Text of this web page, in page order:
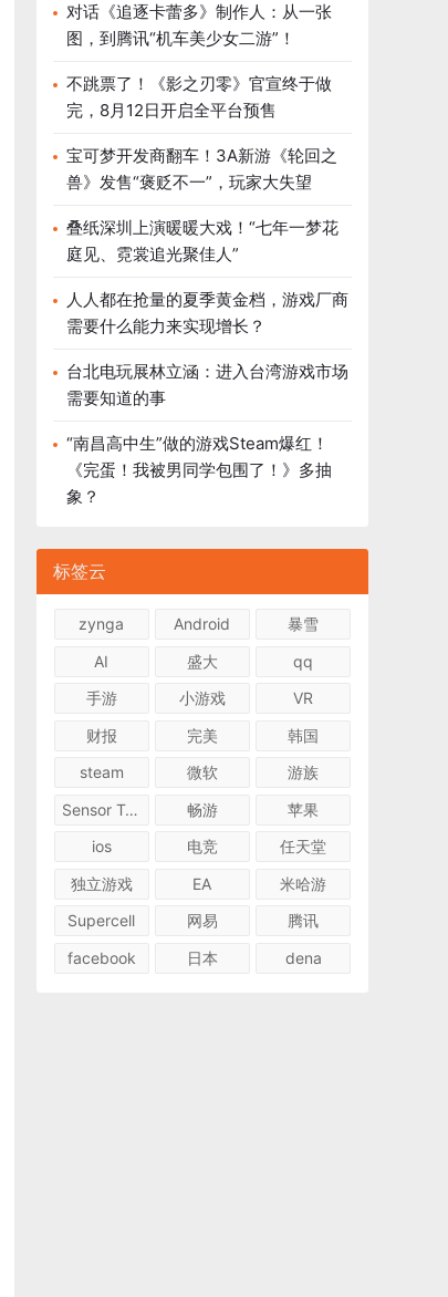
对话《追逐卡蕾多》制作人：从一张
图，到腾讯“机车美少女二游”！
不跳票了！《影之刃零》官宣终于做
完，8月12日开启全平台预售
宝可梦开发商翻车！3A新游《轮回之
兽》发售“褒贬不一”，玩家大失望
叠纸深圳上演暖暖大戏！“七年一梦花
庭见、霓裳追光聚佳人”
人人都在抢量的夏季黄金档，游戏厂商
需要什么能力来实现增长？
台北电玩展林立涵：进入台湾游戏市场
需要知道的事
“南昌高中生”做的游戏Steam爆红！
《完蛋！我被男同学包围了！》多抽
象？
标签云
zynga Android
暴雪
AI
盛大
qq
手游
小游戏
VR
财报
完美
韩国
steam
微软
游族
Sensor Tower
畅游
苹果
ios
电竞
任天堂
独立游戏
EA
米哈游
Supercell
网易
腾讯
facebook
日本 dena